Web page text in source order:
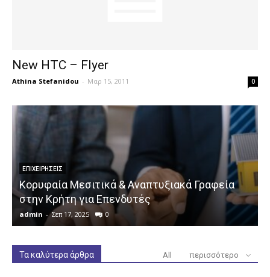
New HTC – Flyer
Athina Stefanidou - Μαρ 15, 2011 0
ΕΠΙΧΕΙΡΉΣΕΙΣ
Κορυφαία Μεσιτικά & Αναπτυξιακά Γραφεία
στην Κρήτη για Επενδυτές
admin - Σεπ 17, 2025 0
Τα καλύτερα άρθρα All περισσότερο